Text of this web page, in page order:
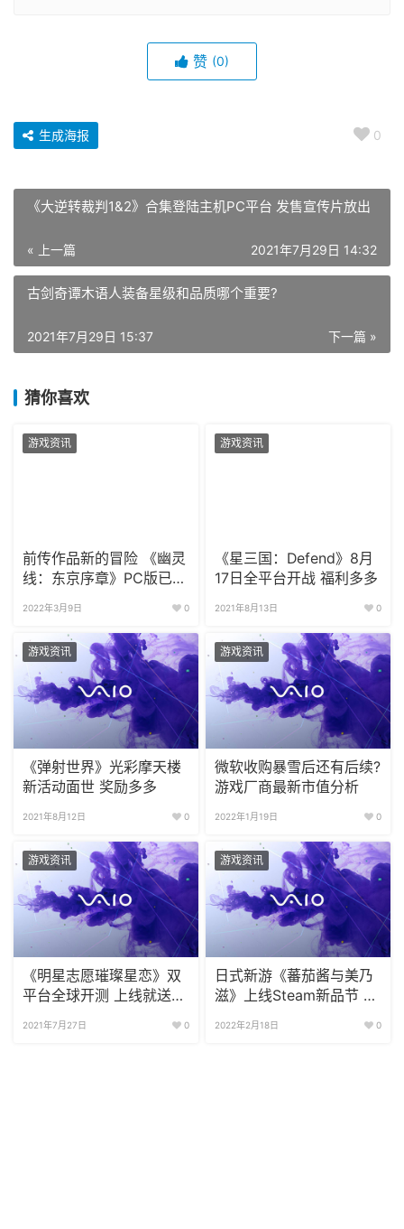
赞 (0)
0
生成海报
《大逆转裁判1&2》合集登陆主机PC平台 发售宣传片放出
« 上一篇 2021年7月29日 14:32
古剑奇谭木语人装备星级和品质哪个重要?
下一篇 »
2021年7月29日 15:37
猜你喜欢
游戏资讯
前传作品新的冒险 《幽灵
线：东京序章》PC版已上
2022年3月9日 0
游戏资讯
《星三国：Defend》8月
17日全平台开战 福利多多
2021年8月13日 0
游戏资讯
《弹射世界》光彩摩天楼
新活动面世 奖励多多
2021年8月12日 0
游戏资讯
微软收购暴雪后还有后续?
游戏厂商最新市值分析
2022年1月19日 0
游戏资讯
《明星志愿璀璨星恋》双
平台全球开测 上线就送惊
2021年7月27日 0
游戏资讯
日式新游《蕃茄酱与美乃
滋》上线Steam新品节 试
2022年2月18日 0